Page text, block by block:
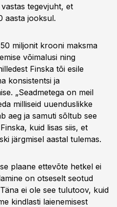
tegevjuht, et
aasta jooksul.
miljonit krooni maksma
võimalusi ning
Finska tõi esile
konsistentsi ja
„Seadmetega on meil
milliseid uuenduslikke
aeg ja samuti sõltub see
kuid lisas siis, et
järgmisel aastal tulemas.
plaane ettevõte hetkel ei
on otseselt seotud
ei ole see tulutoov, kuid
kindlasti laienemisest